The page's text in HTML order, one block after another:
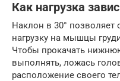
Как нагрузка
Наклон в 30°
нагрузку на мышцы
Чтобы прокачать
выполнять, ложась
расположение своего